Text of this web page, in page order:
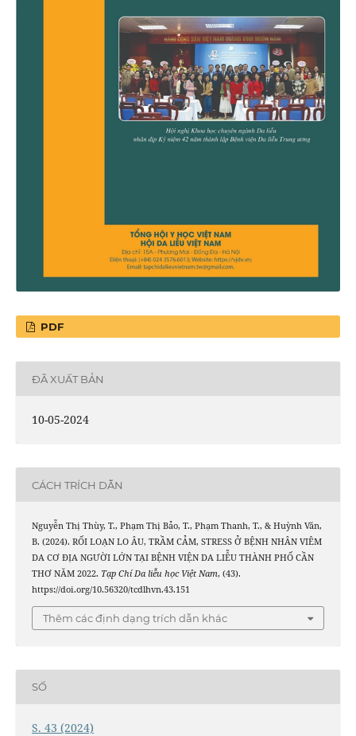
PDF
ĐÃ XUẤT BẢN
10-05-2024
CÁCH TRÍCH DẪN
Nguyễn Thị Thùy, T., Phạm Thị Bảo, T., Phạm Thanh, T., & Huỳnh Văn,
B. (2024). RỐI LOẠN LO ÂU, TRẦM CẢM, STRESS Ở BỆNH NHÂN VIÊM
DA CƠ ĐỊA NGƯỜI LỚN TẠI BỆNH VIỆN DA LIỄU THÀNH PHỐ CẦN
THƠ NĂM 2022. Tạp Chí Da liễu học Việt Nam, (43).
https://doi.org/10.56320/tcdlhvn.43.151
Thêm các định dạng trích dẫn khác
SỐ
S. 43 (2024)